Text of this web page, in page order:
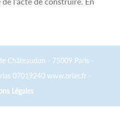
Châteaudun - 75009 Paris -
07019240 www.orias.fr -
Légales